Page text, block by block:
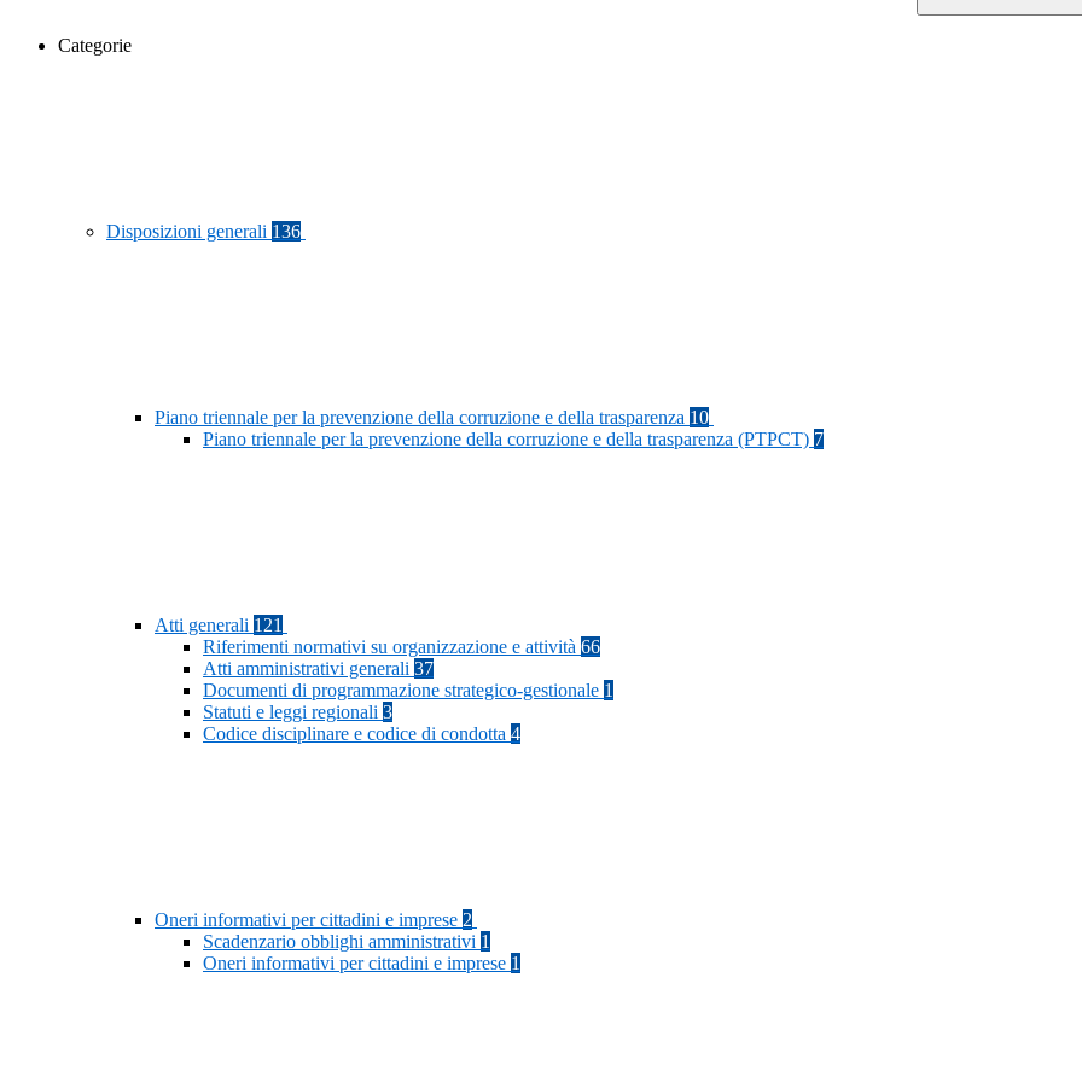
Categorie
Disposizioni generali 136
Piano triennale per la prevenzione della corruzione e della trasparenza 10
Piano triennale per la prevenzione della corruzione e della trasparenza (PTPCT) 7
Atti generali 121
Riferimenti normativi su organizzazione e attività 66
Atti amministrativi generali 37
Documenti di programmazione strategico-gestionale 1
Statuti e leggi regionali 3
Codice disciplinare e codice di condotta 4
Oneri informativi per cittadini e imprese 2
Scadenzario obblighi amministrativi 1
Oneri informativi per cittadini e imprese 1